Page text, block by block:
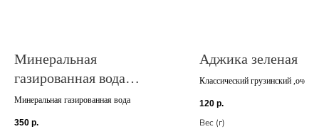
Минеральная
газированная вода
Набеглави (0,5 л.)
Минеральная газированная вода
350 р.
Аджика зеленая
Классический грузинский ,очень
стручкового, зеленого перца
120 р.
Вес (г)